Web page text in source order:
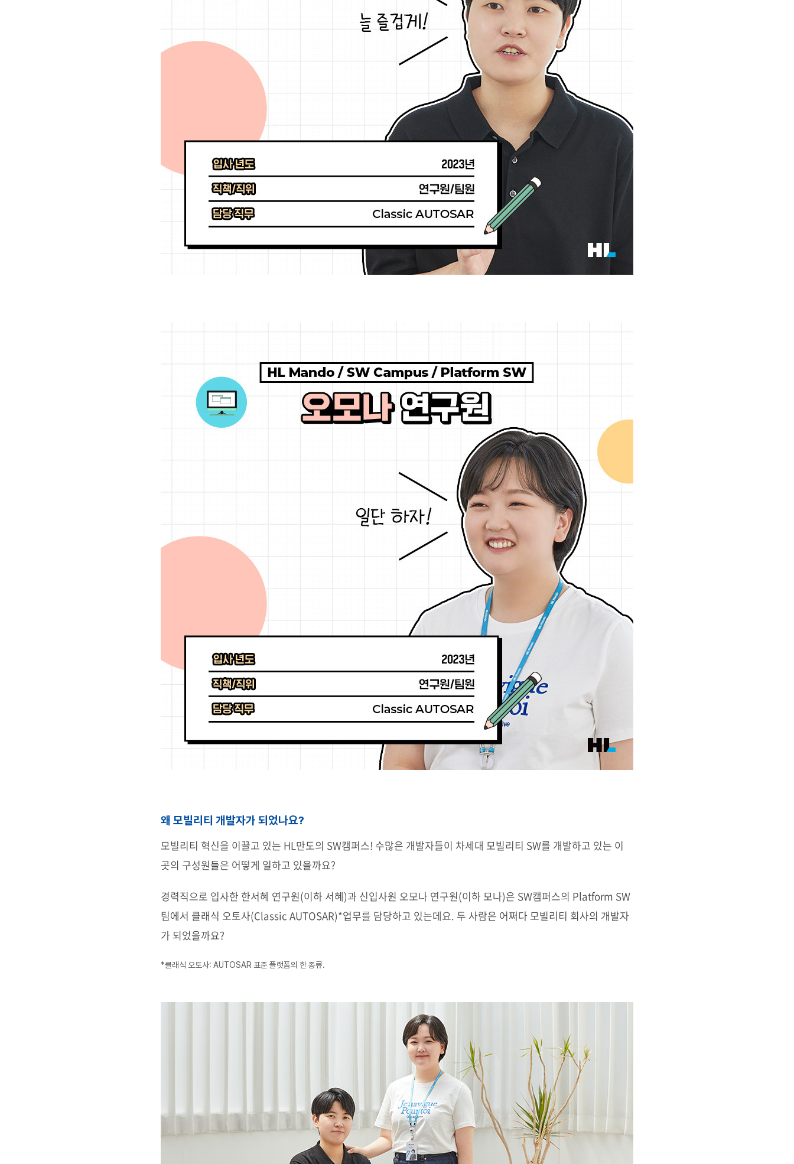
왜 모빌리티 개발자가 되었나요?
모빌리티 혁신을 이끌고 있는 HL만도의 SW캠퍼스! 수많은 개발자들이 차세대 모빌리티 SW를 개발하고 있는 이
곳의 구성원들은 어떻게 일하고 있을까요?
경력직으로 입사한 한서혜 연구원(이하 서혜)과 신입사원 오모나 연구원(이하 모나)은 SW캠퍼스의 Platform SW
팀에서 클래식 오토사(Classic AUTOSAR)*업무를 담당하고 있는데요. 두 사람은 어쩌다 모빌리티 회사의 개발자
가 되었을까요?
*클래식 오토사: AUTOSAR 표준 플랫폼의 한 종류.